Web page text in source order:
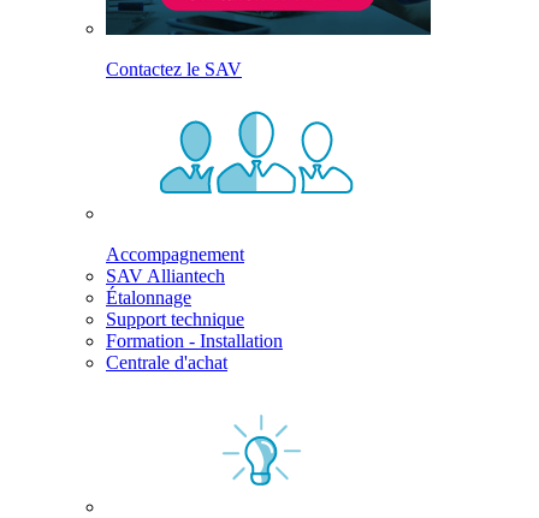
Contactez le SAV
Accompagnement
SAV Alliantech
Étalonnage
Support technique
Formation - Installation
Centrale d'achat